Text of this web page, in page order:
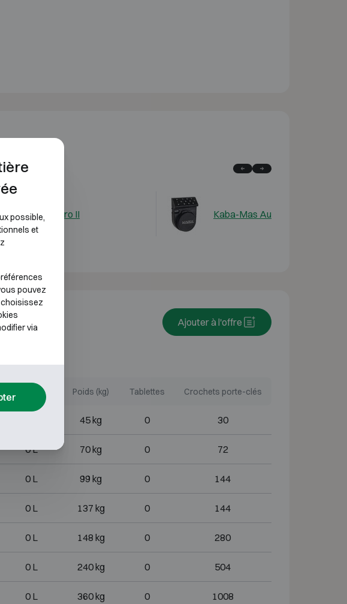
Pulse Pro II Kaba-Mas Auditcon II
Ajouter à l'offre
Volume (L) Poids (kg) Tablettes Crochets porte-clés
45 kg 0 30
0 L 70 kg 0 72
0 L 99 kg 0 144
0 L 137 kg 0 144
0 L 148 kg 0 280
0 L 240 kg 0 504
0 L 360 kg 0 1008
possible,
et
pouvez
via